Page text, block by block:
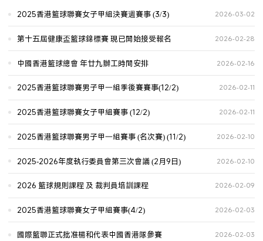
2025香港籃球聯賽女子甲組決賽週賽事 (3/3) 2026-03-02
第十五屆健康盃籃球錦標賽 現已開始接受報名 2026-02-28
中國香港籃球總會 年廿九辦工時間安排 2026-02-16
2025香港籃球聯賽男子甲一組季後賽賽事(12/2) 2026-02-11
2025香港籃球聯賽女子甲組賽事 (12/2) 2026-02-11
2025香港籃球聯賽男子甲一組賽事 (名次賽) (11/2) 2026-02-10
2025-2026年度執行委員會第三次會議 (2月9日) 2026-02-10
2026 籃球規則課程 及 裁判員培訓課程 2026-02-09
2025香港籃球聯賽女子甲組賽事(4/2) 2026-02-03
國際籃聯正式批准楊和代表中國香港隊參賽 2026-02-03